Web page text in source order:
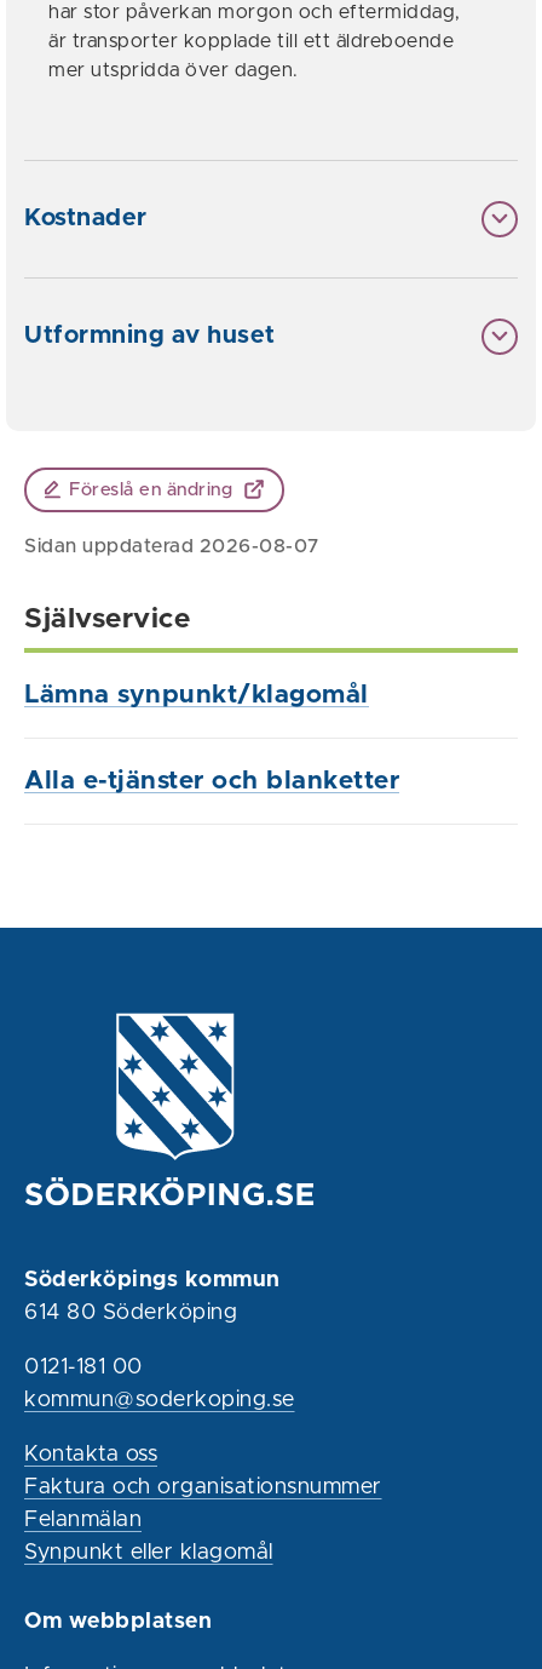
har stor påverkan morgon och eftermiddag,
är transporter kopplade till ett äldreboende
mer utspridda över dagen.
Kostnader
Utformning av huset
Föreslå en ändring
Sidan uppdaterad 2026-08-07
Självservice
Lämna synpunkt/klagomål
Alla e-tjänster och blanketter
Söderköpings kommun
614 80 Söderköping
0121-181 00
kommun@soderkoping.se
Kontakta oss
Faktura och organisationsnummer
Felanmälan
Synpunkt eller klagomål
Om webbplatsen